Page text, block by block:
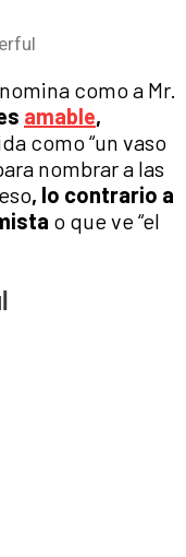
como a Mr.
amable,
como “un vaso
nombrar a las
, lo contrario a
o que ve “el